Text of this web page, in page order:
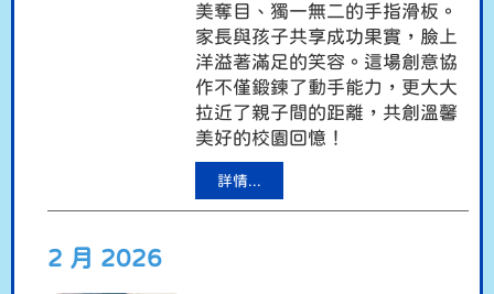
美奪目、獨一無二的手指滑板。
家長與孩子共享成功果實，臉上
洋溢著滿足的笑容。這場創意協
作不僅鍛鍊了動手能力，更大大
拉近了親子間的距離，共創溫馨
美好的校園回憶！
詳情...
2 月 2026